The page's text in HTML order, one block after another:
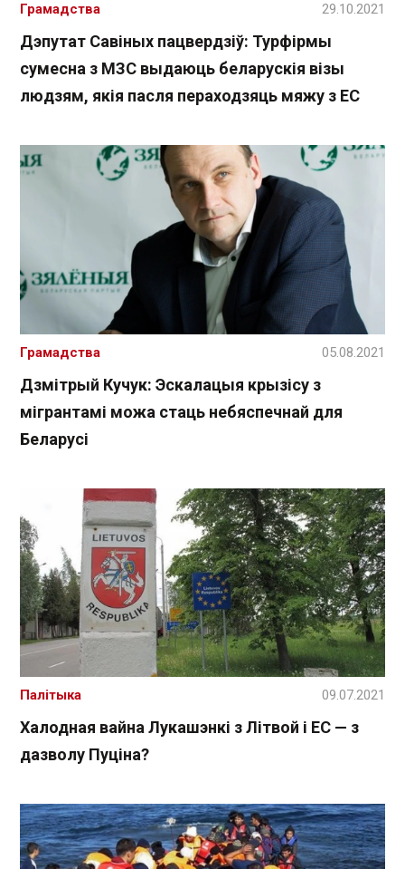
Дэпутат Савіных пацвердзіў: Турфірмы
сумесна з МЗС выдаюць беларускія візы
людзям, якія пасля пераходзяць мяжу з ЕС
Грамадства 29.10.2021
Дзмітрый Кучук: Эскалацыя крызісу з
мігрантамі можа стаць небяспечнай для
Беларусі
Грамадства 05.08.2021
Халодная вайна Лукашэнкі з Літвой і ЕС — з
дазволу Пуціна?
Палітыка 09.07.2021